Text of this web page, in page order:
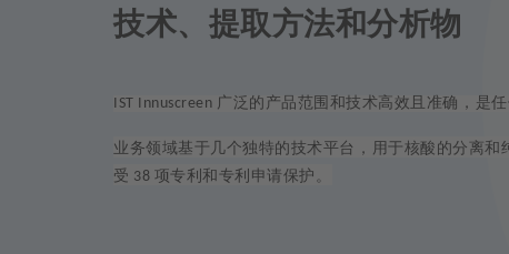
技术、提取方法和分析物
IST Innuscreen 广泛的产品范围和技术高效且准确，是
业务领域基于几个独特的技术平台，用于核酸的分离和
受 38 项专利和专利申请保护。